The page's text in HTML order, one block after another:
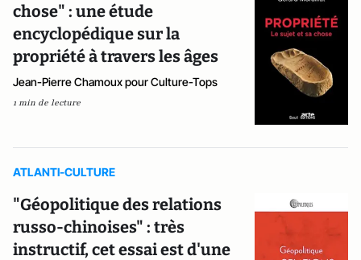
chose" : une étude
encyclopédique sur la
propriété à travers les âges
Jean-Pierre Chamoux pour Culture-Tops
1 min de lecture
ATLANTI-CULTURE
"Géopolitique des relations
russo-chinoises" : très
instructif, cet essai est d'une